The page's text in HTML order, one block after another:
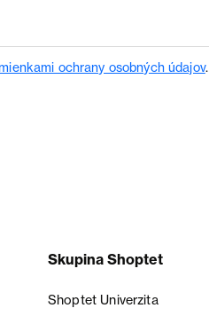
ochrany osobných údajov.
Skupina Shoptet
Shoptet Univerzita